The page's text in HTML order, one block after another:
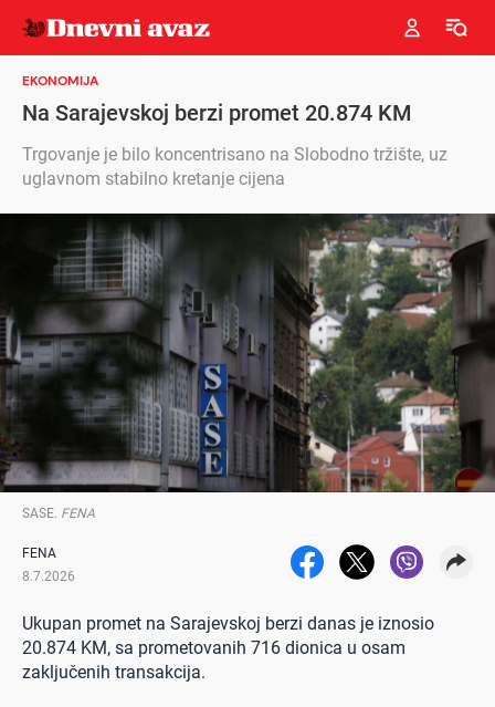
EKONOMIJA
Na Sarajevskoj berzi promet 20.874 KM
Trgovanje je bilo koncentrisano na Slobodno tržište, uz
uglavnom stabilno kretanje cijena
SASE. FENA
FENA
8.7.2026
Ukupan promet na Sarajevskoj berzi danas je iznosio
20.874 KM, sa prometovanih 716 dionica u osam
zaključenih transakcija.